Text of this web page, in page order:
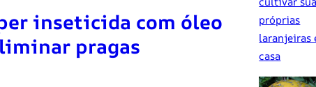
inseticida com óleo
pragas
próprias
laranjeiras
casa